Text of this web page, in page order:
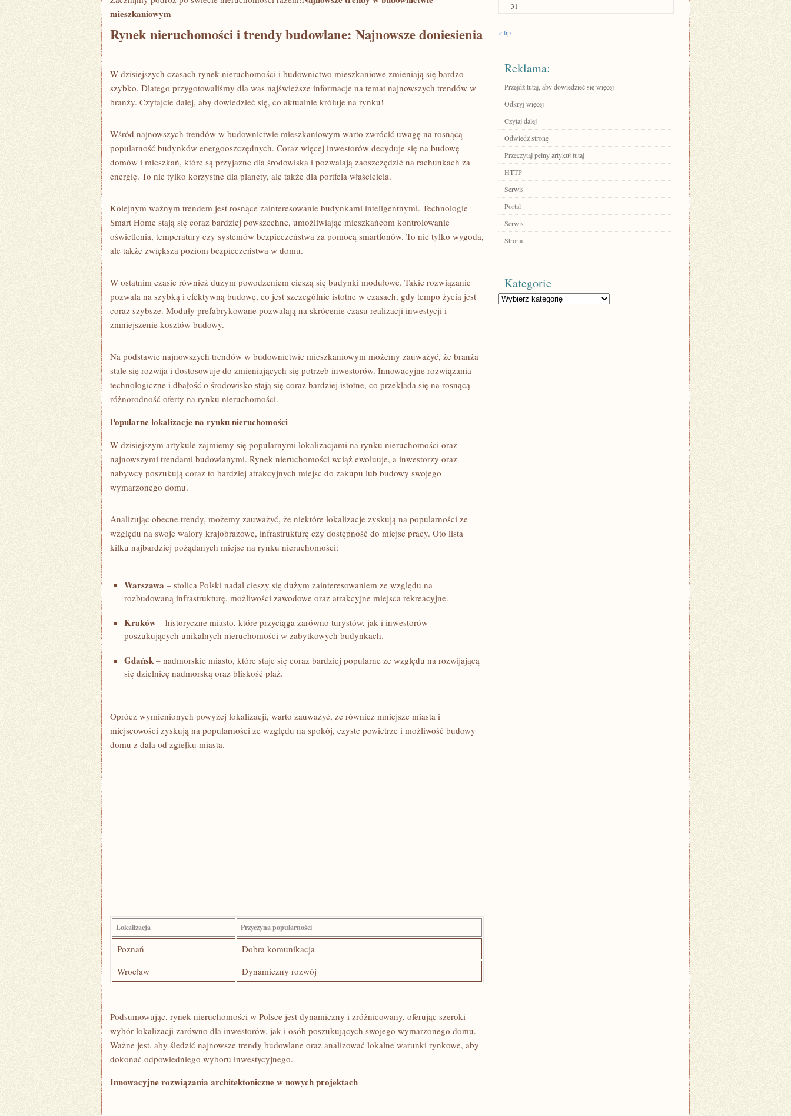
mieszkaniowym
Rynek nieruchomości i trendy budowlane: Najnowsze doniesienia
W‌ dzisiejszych ⁤czasach rynek nieruchomości i budownictwo mieszkaniowe zmieniają ⁢się bardzo
szybko. Dlatego przygotowaliśmy dla was najświeższe informacje na temat najnowszych⁤ trendów ⁣w
branży.⁣ Czytajcie‍ dalej,⁤ aby dowiedzieć się, ​co⁢ aktualnie króluje na rynku!
Wśród najnowszych trendów w budownictwie mieszkaniowym warto zwrócić‌ uwagę na rosnącą
popularność budynków energooszczędnych. Coraz ⁣więcej inwestorów decyduje się na budowę
domów i mieszkań, które są ‍przyjazne⁣ dla środowiska i pozwalają zaoszczędzić na rachunkach za
energię. To nie tylko korzystne‍ dla ‍planety,​ ale także‍ dla portfela właściciela.
Kolejnym ważnym ⁣trendem jest rosnące​ zainteresowanie budynkami inteligentnymi. Technologie
Smart Home stają się coraz bardziej powszechne, umożliwiając mieszkańcom kontrolowanie
oświetlenia, temperatury czy⁢ systemów bezpieczeństwa ​za pomocą smartfonów. To nie tylko wygoda,
ale także zwiększa poziom bezpieczeństwa w domu.
W ostatnim czasie również dużym powodzeniem cieszą ‌się budynki modułowe. Takie rozwiązanie
pozwala na szybką i efektywną budowę, co ⁣jest szczególnie istotne w czasach, gdy tempo życia jest‌
coraz szybsze. Moduły prefabrykowane pozwalają na skrócenie czasu realizacji inwestycji ⁣i
zmniejszenie kosztów budowy.
Na podstawie najnowszych trendów w⁣ budownictwie mieszkaniowym możemy zauważyć, że branża ​
stale⁣ się rozwija⁣ i‌ dostosowuje do zmieniających ​się‍ potrzeb inwestorów. ‌Innowacyjne rozwiązania
technologiczne i dbałość o środowisko ‌stają się coraz bardziej istotne, co przekłada się na rosnącą
różnorodność‌ oferty na rynku nieruchomości.
Popularne lokalizacje ⁢na rynku nieruchomości
W dzisiejszym artykule ⁤zajmiemy się popularnymi ⁣lokalizacjami⁣ na‍ rynku nieruchomości oraz
najnowszymi trendami budowlanymi. Rynek nieruchomości wciąż⁣ ewoluuje, a ​inwestorzy oraz
nabywcy poszukują coraz to bardziej⁤ atrakcyjnych miejsc do zakupu lub budowy ‍swojego
wymarzonego domu.
Analizując obecne trendy, możemy ⁣zauważyć, że niektóre lokalizacje zyskują na popularności ‌ze
względu na swoje walory krajobrazowe, infrastrukturę ​czy dostępność do miejsc pracy. Oto lista
kilku najbardziej pożądanych miejsc na rynku nieruchomości:
Warszawa – stolica Polski⁢ nadal cieszy‍ się dużym⁢ zainteresowaniem ze względu ⁤na
rozbudowaną infrastrukturę,⁤ możliwości zawodowe oraz atrakcyjne ‍miejsca rekreacyjne.
Kraków – historyczne miasto, które przyciąga⁤ zarówno turystów, jak ⁤i inwestorów ​
poszukujących unikalnych nieruchomości w zabytkowych budynkach.
Gdańsk – nadmorskie ⁢miasto, które staje się coraz bardziej popularne ze ‌względu na rozwijającą
‍się dzielnicę nadmorską​ oraz bliskość ⁤plaż.
Oprócz wymienionych powyżej​ lokalizacji, warto ⁢zauważyć,‍ że również mniejsze miasta⁢ i
miejscowości zyskują na‍ popularności ze względu na spokój, czyste powietrze i możliwość budowy
domu z ⁢dala od ⁤zgiełku miasta.
Lokalizacja Przyczyna​ popularności
Poznań
Dobra⁢ komunikacja
Wrocław
Dynamiczny rozwój
Podsumowując, ‍rynek nieruchomości ⁢w Polsce jest dynamiczny i ⁣zróżnicowany, oferując szeroki‍
wybór lokalizacji zarówno dla inwestorów, jak i osób⁣ poszukujących swojego wymarzonego domu.
Ważne jest, aby śledzić​ najnowsze trendy budowlane ⁤oraz analizować ⁢lokalne warunki⁤ rynkowe, aby
⁤dokonać odpowiedniego wyboru inwestycyjnego.
Innowacyjne ‍rozwiązania​ architektoniczne ⁣w nowych projektach
31
« lip
Reklama:
Przejdź tutaj, aby dowiedzieć się więcej
Odkryj więcej
Czytaj dalej
Odwiedź stronę
Przeczytaj pełny artykuł tutaj
HTTP
Serwis
Portal
Serwis
Strona
Kategorie
Kategorie